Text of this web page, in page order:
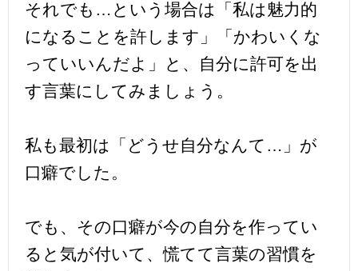
それでも…という場合は「私は魅力的
になることを許します」「かわいくな
っていいんだよ」と、自分に許可を出
す言葉にしてみましょう。
私も最初は「どうせ自分なんて…」が
口癖でした。
でも、その口癖が今の自分を作ってい
ると気が付いて、慌てて言葉の習慣を